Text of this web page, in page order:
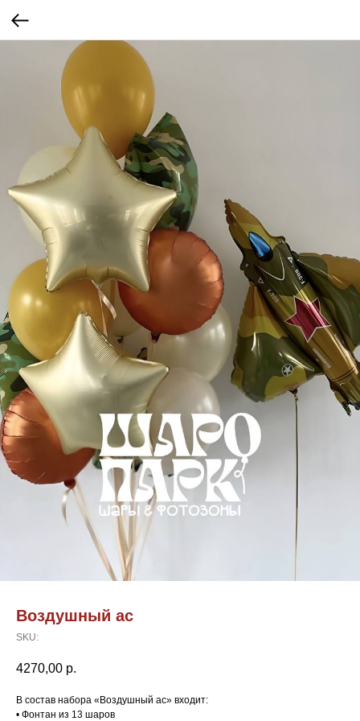
Воздушный ас
SKU:
4270,00 р.
В состав набора «Воздушный ас» входит:
• Фонтан из 13 шаров